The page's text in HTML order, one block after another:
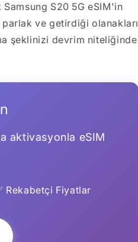
S20 5G eSIM'in
ve getirdiği olanakları
şeklinizi devrim niteliğinde
aktivasyonla eSIM
Rekabetçi Fiyatlar